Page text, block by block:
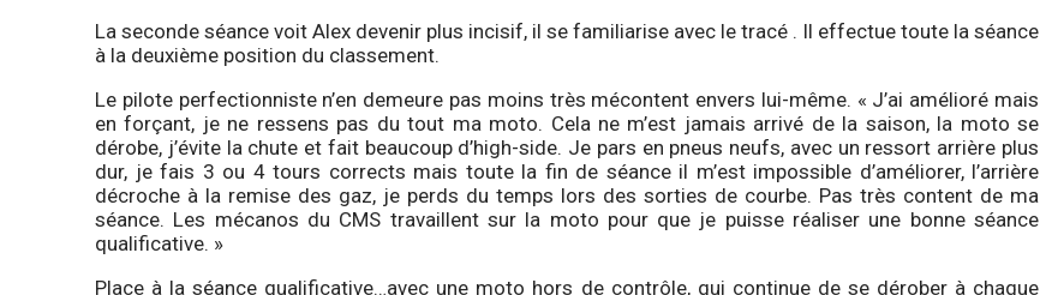
La seconde séance voit Alex devenir plus incisif, il se familiarise avec le tracé . Il effectue toute la séance
à la deuxième position du classement.
Le pilote perfectionniste n’en demeure pas moins très mécontent envers lui-même. « J’ai amélioré mais
en forçant, je ne ressens pas du tout ma moto. Cela ne m’est jamais arrivé de la saison, la moto se
dérobe, j’évite la chute et fait beaucoup d’high-side. Je pars en pneus neufs, avec un ressort arrière plus
dur, je fais 3 ou 4 tours corrects mais toute la fin de séance il m’est impossible d’améliorer, l’arrière
décroche à la remise des gaz, je perds du temps lors des sorties de courbe. Pas très content de ma
séance. Les mécanos du CMS travaillent sur la moto pour que je puisse réaliser une bonne séance
qualificative. »
Place à la séance qualificative…avec une moto hors de contrôle, qui continue de se dérober à chaque